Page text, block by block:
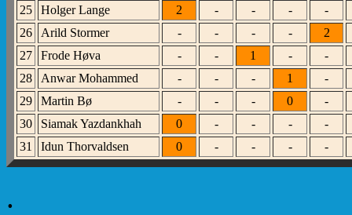
25
Holger Lange 2 - - -
-
26
Arild Stormer - - - -
2
27
Frode Høva - - 1 -
-
28
Anwar Mohammed - - - 1
-
29
Martin Bø - - - 0
-
30
Siamak Yazdankhah 0 - - -
-
31
Idun Thorvaldsen 0 - - - -
.